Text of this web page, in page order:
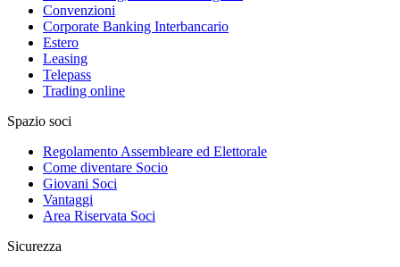
Convenzioni
Corporate Banking Interbancario
Estero
Leasing
Telepass
Trading online
Spazio soci
Regolamento Assembleare ed Elettorale
Come diventare Socio
Giovani Soci
Vantaggi
Area Riservata Soci
Sicurezza